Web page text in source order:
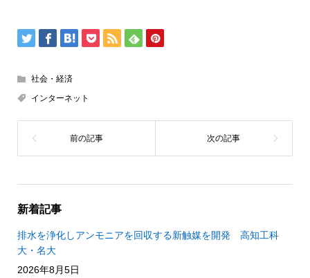
社会・経済
インターネット
新着記事
排水を浄化しアンモニアを回収する新触媒を開発 高知工科
大・名大
2026年8月5日